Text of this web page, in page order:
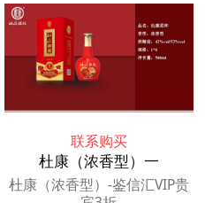
联系购买
杜康（浓香型）一
杜康（浓香型）-鉴信汇VIP贵